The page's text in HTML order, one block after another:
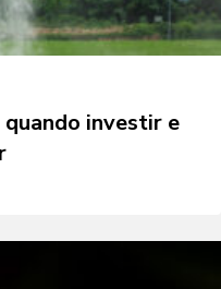
investir e